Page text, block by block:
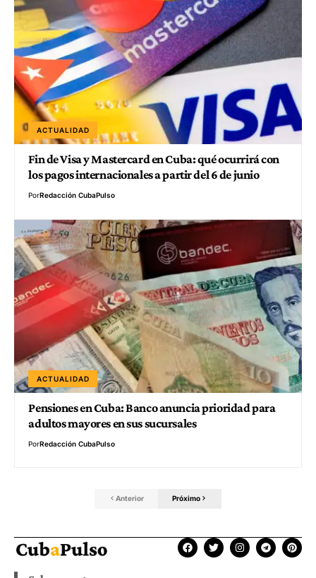
ACTUALIDAD
Fin de Visa y Mastercard en Cuba: qué ocurrirá con
los pagos internacionales a partir del 6 de junio
PorRedacción CubaPulso
ACTUALIDAD
Pensiones en Cuba: Banco anuncia prioridad para
adultos mayores en sus sucursales
PorRedacción CubaPulso
Anterior Próximo